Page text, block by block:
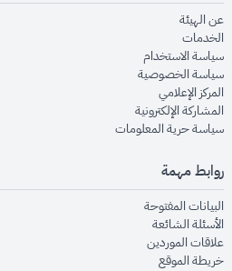
عن الهيئةopens in new window
الخدماتopens in new window
سياسة الاستخدام
سياسة الخصوصيةopens in new window
المركز الإعلاميopens in new window
المشاركة الإلكترونيةopens in new window
سياسة حرية المعلوماتopens in new window
روابط مهمة
البيانات المفتوحةopens in new window
الأسئلة الشائعةopens in new window
علاقات الموردينopens in new window
خريطة الموقعopens in new window